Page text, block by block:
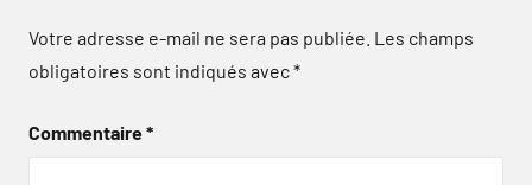
Votre adresse e-mail ne sera pas publiée. Les champs
obligatoires sont indiqués avec*
Commentaire*